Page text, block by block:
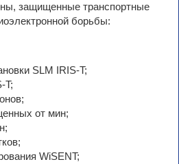
защищенные транспортные
борьбы:
SLM IRIS-T;
T;
от мин;
WiSENT;